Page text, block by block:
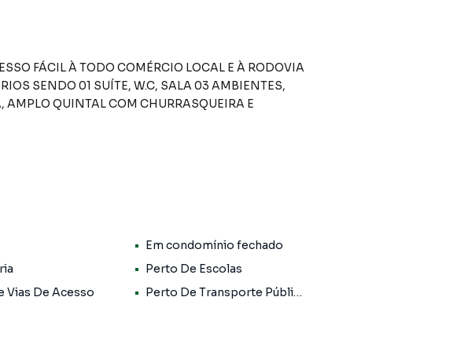
FÁCIL À TODO COMÉRCIO LOCAL E À RODOVIA
SENDO 01 SUÍTE, W.C, SALA 03 AMBIENTES,
QUINTAL COM CHURRASQUEIRA E
3681-9000.
casas residenciais e comerciais, sobrados,
além de empreendimentos em construção ou
Ypes e em outras regiões de Carapicuíba. Aqui você
que mais combina com seu estilo de vida.
Em condomínio fechado
Perto De Escolas
Vias De Acesso
Perto De Transporte Público